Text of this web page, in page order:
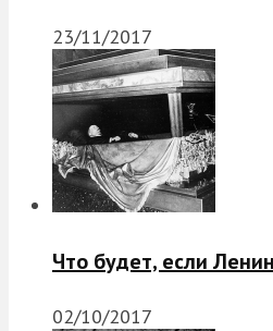
23/11/2017
Что будет, если
02/10/2017